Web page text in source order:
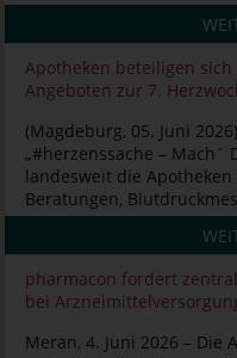
Apotheken beteiligen
Angeboten zur 7.
(Magdeburg, 05. Juni
„#herzenssache – Mach´
landesweit die Apotheken
Beratungen,
pharmacon fordert
bei
Meran, 4. Juni 2026 –